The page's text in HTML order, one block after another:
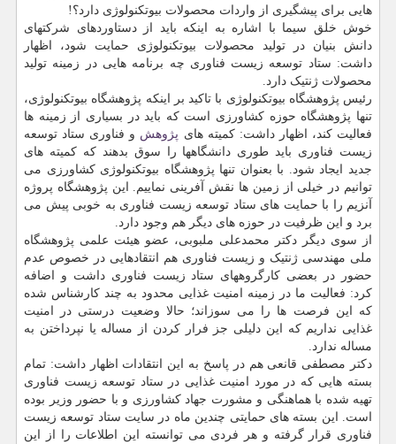
هایی برای پیشگیری از واردات محصولات بیوتکنولوژی دارد؟!
خوش خلق سیما با اشاره به اینکه باید از دستاوردهای شرکتهای
دانش بنیان در تولید محصولات بیوتکنولوژی حمایت شود، اظهار
داشت: ستاد توسعه زیست فناوری چه برنامه هایی در زمینه تولید
محصولات ژنتیک دارد.
رئیس پژوهشگاه بیوتکنولوژی با تاکید بر اینکه پژوهشگاه بیوتکنولوژی،
تنها پژوهشگاه حوزه کشاورزی است که باید در بسیاری از زمینه ها
فعالیت کند، اظهار داشت: کمیته های پژوهش و فناوری ستاد توسعه
زیست فناوری باید طوری دانشگاهها را سوق بدهند که کمیته های
جدید ایجاد شود. با بعنوان تنها پژوهشگاه بیوتکنولوژی کشاورزی می
توانیم در خیلی از زمین ها نقش آفرینی نماییم. این پژوهشگاه پروژه
آنزیم را با حمایت های ستاد توسعه زیست فناوری به خوبی پیش می
برد و این ظرفیت در حوزه های دیگر هم وجود دارد.
از سوی دیگر دکتر محمدعلی ملبوبی، عضو هیئت علمی پژوهشگاه
ملی مهندسی ژنتیک و زیست فناوری هم انتقادهایی در خصوص عدم
حضور در بعضی کارگروههای ستاد زیست فناوری داشت و اضافه
کرد: فعالیت ما در زمینه امنیت غذایی محدود به چند کارشناس شده
که این فرصت ها را می سوزاند؛ حالا وضعیت درستی در امنیت
غذایی نداریم که این دلیلی جز فرار کردن از مساله یا نپرداختن به
مساله ندارد.
دکتر مصطفی قانعی هم در پاسخ به این انتقادات اظهار داشت: تمام
بسته هایی که در مورد امنیت غذایی در ستاد توسعه زیست فناوری
تهیه شده با هماهنگی و مشورت جهاد کشاورزی و با حضور وزیر بوده
است. این بسته های حمایتی چندین ماه در سایت ستاد توسعه زیست
فناوری قرار گرفته و هر فردی می توانسته این اطلاعات را از این